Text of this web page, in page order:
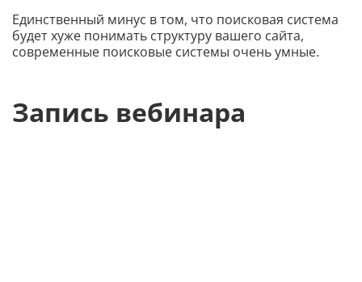
Единственный минус в том, что поисковая система
будет хуже понимать структуру вашего сайта,
современные поисковые системы очень умные.
Запись вебинара